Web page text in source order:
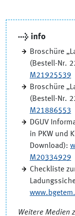
→ info
Broschüre
(Bestell-Nr.
M21925539
Broschüre
(Bestell-Nr.
M21886553
DGUV
in PKW und
Download):
M20334929
Checkliste
Weitere Medien